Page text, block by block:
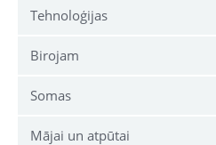
Tehnoloģijas
Birojam
Somas
Mājai un atpūtai